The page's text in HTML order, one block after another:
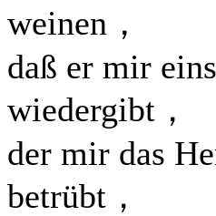
weinen，
daß er mir
wiedergibt，
der mir das
betrübt，